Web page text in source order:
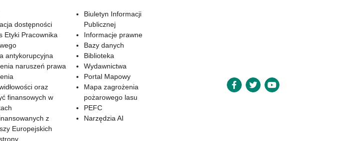
dostępności
Etyki Pracownika
antykorupcyjna
naruszeń prawa
oraz
finansowych w
z
Europejskich
Biuletyn Informacji
Publicznej
Informacje prawne
Bazy danych
Biblioteka
Wydawnictwa
Portal Mapowy
Mapa zagrożenia
pożarowego lasu
PEFC
Narzędzia AI